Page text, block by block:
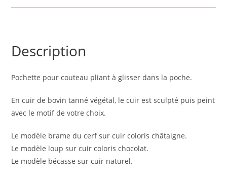
Description
Pochette pour couteau pliant à glisser dans la poche.
En cuir de bovin tanné végétal, le cuir est sculpté puis peint
avec le motif de votre choix.
Le modèle brame du cerf sur cuir coloris châtaigne.
Le modèle loup sur cuir coloris chocolat.
Le modèle bécasse sur cuir naturel.